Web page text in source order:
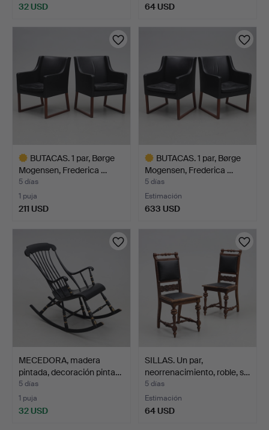
32 USD 64 USD
BUTACAS. 1 par, Børge
Mogensen, Frederica …
5 días
1 puja
211 USD
BUTACAS. 1 par, Børge
Mogensen, Frederica …
5 días
Estimación
633 USD
MECEDORA, madera
pintada, decoración pinta…
5 días
1 puja
32 USD
SILLAS. Un par,
neorrenacimiento, roble, s…
5 días
Estimación
64 USD